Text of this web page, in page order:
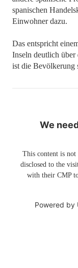
spanischen
Einwohner dazu.
Das entspricht
Inseln deutlich über
ist die Bevölkerung
We
This content is not
disclosed to the
with their CMP
Powered by